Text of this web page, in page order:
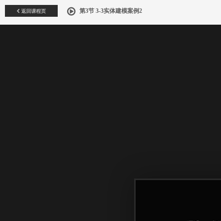
返回课程页 第3节 3-3实体建模案例2